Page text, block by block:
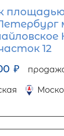
площадью
12
₽